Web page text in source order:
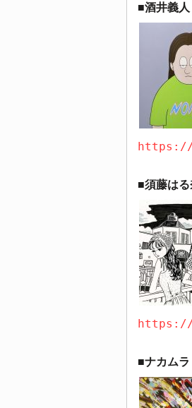
■酒井義人
https://
■須藤は
https://
■ナカム